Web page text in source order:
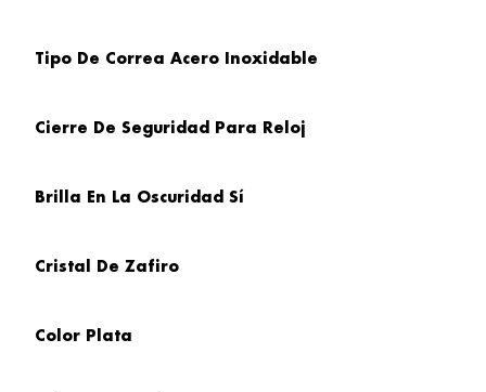
Tipo De Correa Acero Inoxidable
Cierre De Seguridad Para Reloj
Brilla En La Oscuridad Sí
Cristal De Zafiro
Color Plata